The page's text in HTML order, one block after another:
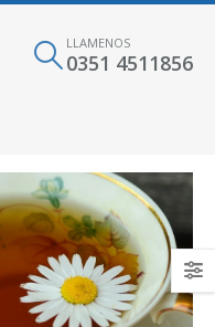
LLAMENOS
0351 4511856